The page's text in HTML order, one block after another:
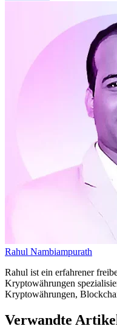
Rahul Nambiampurath
Rahul ist ein erfahrener
Kryptowährungen
Kryptowährungen,
Verwandte